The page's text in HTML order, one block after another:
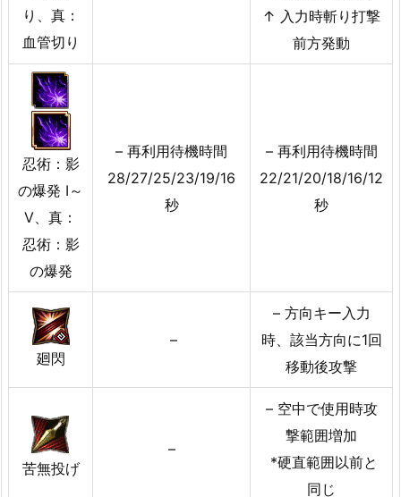
り、真：
血管切り
↑ 入力時斬り打撃
前方発動
忍術：影
の爆発 I～
V、真：
忍術：影
の爆発
– 再利用待機時間
28/27/25/23/19/16
秒
– 再利用待機時間
22/21/20/18/16/12
秒
廻閃
–
– 方向キー入力
時、該当方向に1回
移動後攻撃
苦無投げ
–
– 空中で使用時攻
撃範囲増加
*硬直範囲以前と
同じ